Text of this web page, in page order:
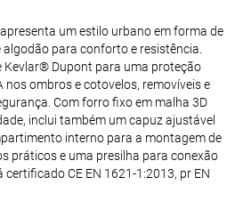
apresenta um estilo urbano em forma de
para conforto e resistência.
Kevlar® Dupont para uma proteção
nos ombros e cotovelos, removíveis e
Com forro fixo em malha 3D
inclui também um capuz ajustável
interno para a montagem de
práticos e uma presilha para conexão
CE EN 1621-1:2013, pr EN